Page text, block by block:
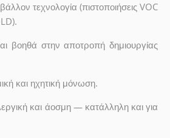
τεχνολογία (πιστοποιήσεις VOC
βοηθά στην αποτροπή δημιουργίας
και ηχητική μόνωση.
και άοσμη — κατάλληλη και για